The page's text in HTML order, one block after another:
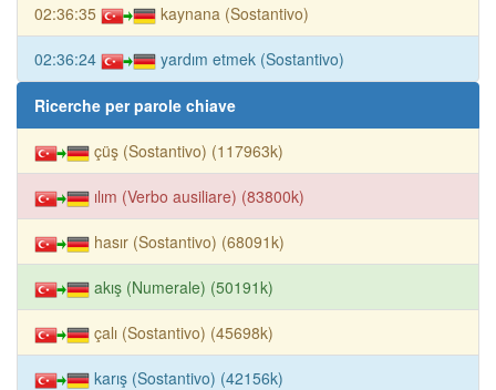
02:36:35 kaynana (Sostantivo)
02:36:24 yardım etmek (Sostantivo)
Ricerche per parole chiave
çüş (Sostantivo) (117963k)
ılım (Verbo ausiliare) (83800k)
hasır (Sostantivo) (68091k)
akış (Numerale) (50191k)
çalı (Sostantivo) (45698k)
karış (Sostantivo) (42156k)